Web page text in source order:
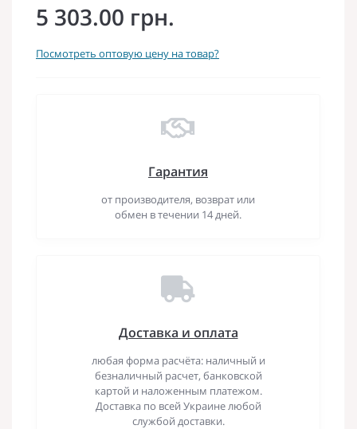
5 303.00 грн.
Посмотреть оптовую цену на товар?
Гарантия
от производителя, возврат или
обмен в течении 14 дней.
Доставка и оплата
любая форма расчёта: наличный и
безналичный расчет, банковской
картой и наложенным платежом.
Доставка по всей Украине любой
службой доставки.